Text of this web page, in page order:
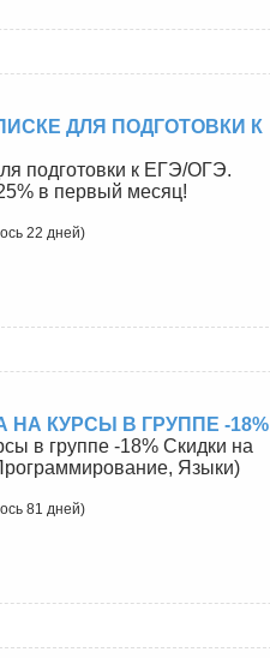
ДЛЯ ПОДГОТОВКИ К
подготовки к ЕГЭ/ОГЭ.
в первый месяц!
22 дней)
НА КУРСЫ В ГРУППЕ -18%
в группе -18% Скидки на
Языки)
81 дней)